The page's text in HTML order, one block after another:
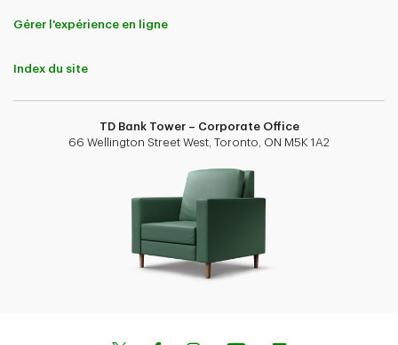
Gérer l'expérience en ligne
Index du site
TD Bank Tower – Corporate Office
66 Wellington Street West, Toronto, ON M5K 1A2